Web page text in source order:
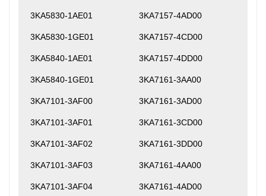
3KA5830-1AE01 3KA7157-4AD00
3KA5830-1GE01 3KA7157-4CD00
3KA5840-1AE01 3KA7157-4DD00
3KA5840-1GE01 3KA7161-3AA00
3KA7101-3AF00 3KA7161-3AD00
3KA7101-3AF01 3KA7161-3CD00
3KA7101-3AF02 3KA7161-3DD00
3KA7101-3AF03 3KA7161-4AA00
3KA7101-3AF04 3KA7161-4AD00